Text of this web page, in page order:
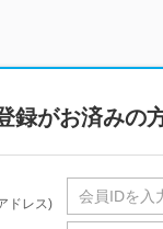
録がお済みの
ドレス)